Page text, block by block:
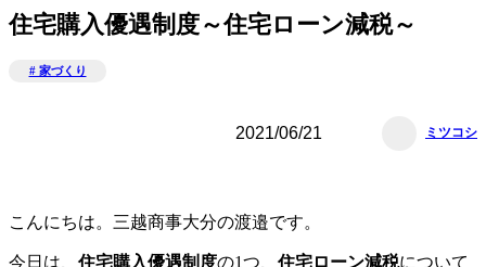
住宅購入優遇制度～住宅ローン減税～
# 家づくり
2021/06/21 ミツコシ
こんにちは。三越商事大分の渡邉です。
今日は、 住宅購入優遇制度の1つ、 住宅ローン減税について